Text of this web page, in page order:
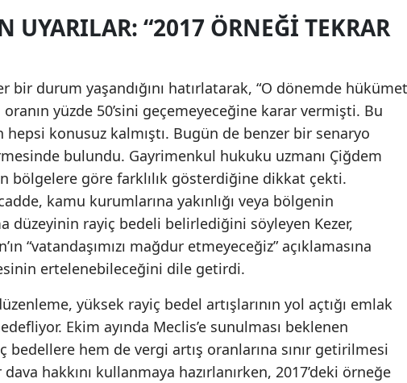
UYARILAR: “2017 ÖRNEĞI TEKRAR
bir durum yaşandığını hatırlatarak, “O dönemde
oranın yüzde 50’sini geçemeyeceğine karar vermişti. Bu
hepsi konusuz kalmıştı. Bugün de benzer bir senaryo
bulundu. Gayrimenkul hukuku uzmanı Çiğdem
bölgelere göre farklılık gösterdiğine dikkat çekti.
kamu kurumlarına yakınlığı veya bölgenin
düzeyinin rayiç bedeli belirlediğini söyleyen Kezer,
“vatandaşımızı mağdur etmeyeceğiz” açıklamasına
ertelenebileceğini dile getirdi.
yüksek rayiç bedel artışlarının yol açtığı emlak
Ekim ayında Meclis’e sunulması beklenen
bedellere hem de vergi artış oranlarına sınır getirilmesi
hakkını kullanmaya hazırlanırken, 2017’deki örneğe